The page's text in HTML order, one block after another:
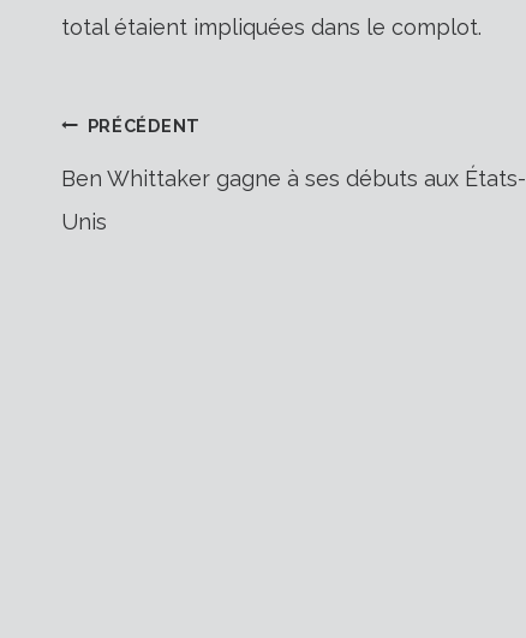
total étaient impliquées dans le complot.
Navigation
PRÉCÉDENT
Ben Whittaker gagne à ses débuts aux États-
Unis